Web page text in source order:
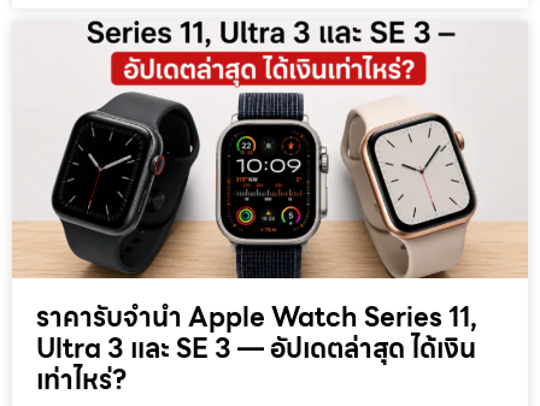
ราคารับจำนำ Apple Watch Series 11,
Ultra 3 และ SE 3 — อัปเดตล่าสุด ได้เงิน
เท่าไหร่?